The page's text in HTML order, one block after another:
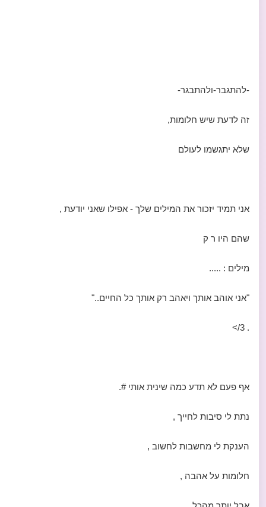
-להתגבר-ולהתבגר-
זה לדעת שיש חלומות,
שלא יתגשמו לעולם
אני תמיד יזכור את המילים שלך - אפילו שאני יודעת ,
שהם היו ר ק
מילים : .....
"אני אוהב אותך ויאהב רק אותך כל החיים.."
. 3/>
אף פעם לא תדע כמה שינית אותי #.
נתת לי סיבות לחייך ,
הענקת לי מחשבות לחשוב ,
חלומות על אהבה ,